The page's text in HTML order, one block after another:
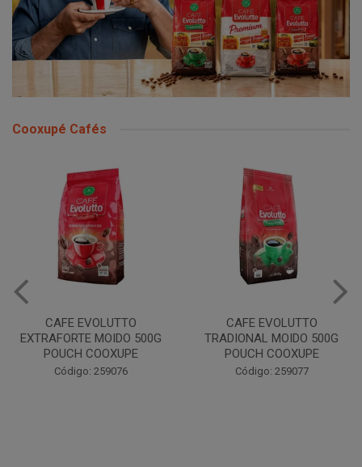
Cooxupé Cafés
CAFE EVOLUTTO
EXTRAFORTE MOIDO 500G
POUCH COOXUPE
Código: 259076
CAFE EVOLUTTO
TRADIONAL MOIDO 500G
POUCH COOXUPE
Código: 259077